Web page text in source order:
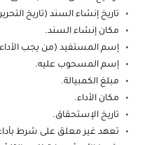
تاريخ إنشاء السند (تاريخ
مكان إنشاء السند.
إسم المستفيد (من يجب الأداء
إسم المسحوب عليه.
مبلغ الكمبيالة.
مكان الأداء.
تاريخ الإستحقاق.
تعهد غير معلق على شرط